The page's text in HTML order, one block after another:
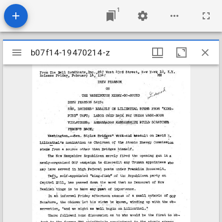
1
Mirador
viewer
b07f14-19470214-z
b07f14-19470214-z